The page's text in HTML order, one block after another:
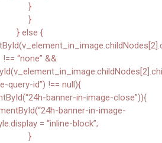
}
}
} else {
!== “none” &&
query-id”) !== null){
banner-in-image-close”)){
banner-in-image-
= “inline-block”;
}